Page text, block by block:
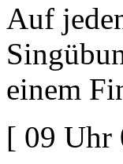
Auf
einem
[ 09 Uhr